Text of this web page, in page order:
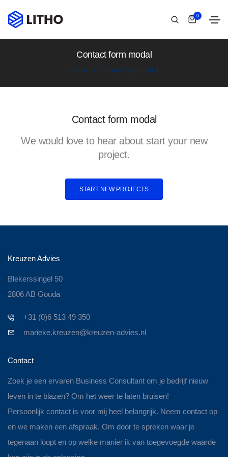
0
Contact form modal
Home Contact form modal
Contact form modal
We would love to hear about start your new
project.
START NEW PROJECTS
Kreuzen Advies
Blekerssingel 50
2806 AB Gouda
+31 (0)6 513 49 350
marieke.kreuzen@kreuzen-advies.nl
Contact
Zoek je een ervaren Business Consultant om je bedrijf nieuw
leven in te blazen? Om het weer te laten bruisen!
Persoonlijk contact is voor mij heel belangrijk. Neem contact op
en we maken een afspraak. Om door te spreken waar je
tegenaan loopt en op welke manier ik van toegevoegde waarde